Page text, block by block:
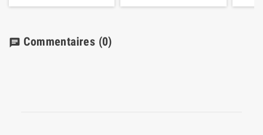
chat Commentaires (0)